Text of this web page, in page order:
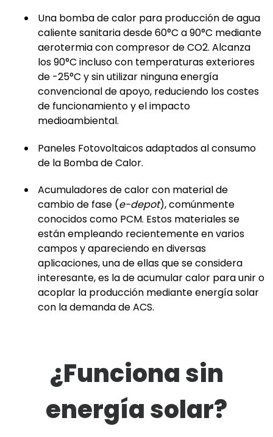
Una bomba de calor para producción de agua
caliente sanitaria desde 60°C a 90°C mediante
aerotermia con compresor de CO2. Alcanza
los 90°C incluso con temperaturas exteriores
de -25°C y sin utilizar ninguna energía
convencional de apoyo, reduciendo los costes
de funcionamiento y el impacto
medioambiental.
Paneles Fotovoltaicos adaptados al consumo
de la Bomba de Calor.
Acumuladores de calor con material de
cambio de fase (e-depot), comúnmente
conocidos como PCM. Estos materiales se
están empleando recientemente en varios
campos y apareciendo en diversas
aplicaciones, una de ellas que se considera
interesante, es la de acumular calor para unir o
acoplar la producción mediante energía solar
con la demanda de ACS.
¿Funciona sin
energía solar?